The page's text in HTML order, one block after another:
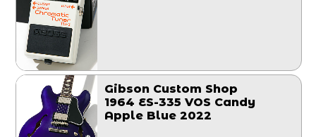
Gibson Custom Shop
1964 ES-335 VOS Candy
Apple Blue 2022